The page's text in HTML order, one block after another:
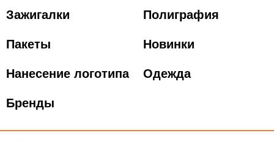
Зажигалки
Полиграфия
Пакеты
Новинки
Нанесение логотипа
Одежда
Бренды